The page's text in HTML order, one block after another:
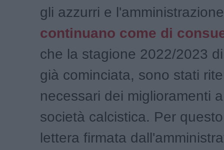
gli azzurri e
continuano come di
che la stagione 2022/2023
già cominciata, sono stati
necessari dei miglioramenti
società calcistica. Per
lettera firmata